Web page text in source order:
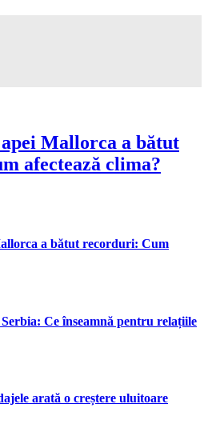
Mallorca a bătut
afectează clima?
a bătut recorduri: Cum
Ce înseamnă pentru relațiile
arată o creștere uluitoare